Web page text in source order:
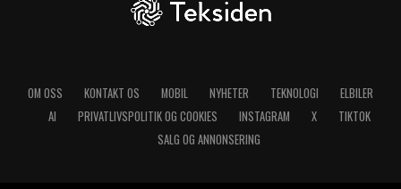
OM OSS KONTAKT OS MOBIL NYHETER TEKNOLOGI
ELBILER
AI
PRIVATLIVSPOLITIK OG COOKIES INSTAGRAM X
TIKTOK
SALG OG ANNONSERING